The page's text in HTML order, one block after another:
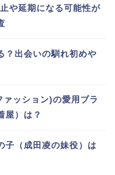
や延期になる可能性が
？出会いの馴れ初めや
ッション)の愛用ブラ
屋）は？
子（成田凌の妹役）は